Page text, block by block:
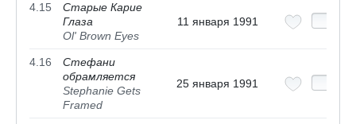
4.15
Старые Карие
Глаза
Ol' Brown Eyes
11 января 1991
4.16
Стефани
обрамляется
Stephanie Gets
Framed
25 января 1991